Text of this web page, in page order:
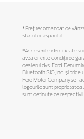
*Preţ recomandat de
stocului disponibil.
*Accesoriile identificate
avea diferite condiții de
dealerul dvs. Ford.
Bluetooth SIG, Inc. și
Ford Motor Company se
logourile sunt proprietatea
sunt deținute de respectivii